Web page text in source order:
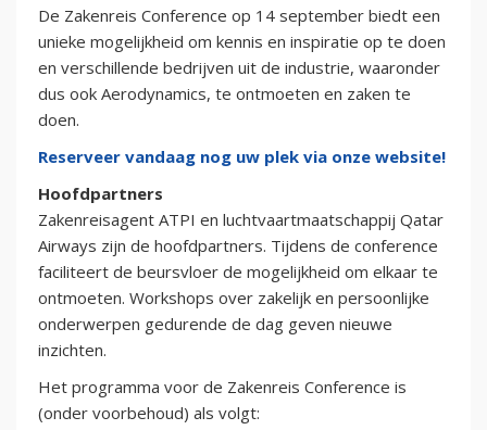
De Zakenreis Conference op 14 september biedt een
unieke mogelijkheid om kennis en inspiratie op te doen
en verschillende bedrijven uit de industrie, waaronder
dus ook Aerodynamics, te ontmoeten en zaken te
doen.
Reserveer vandaag nog uw plek via onze website!
Hoofdpartners
Zakenreisagent ATPI en luchtvaartmaatschappij Qatar
Airways zijn de hoofdpartners. Tijdens de conference
faciliteert de beursvloer de mogelijkheid om elkaar te
ontmoeten. Workshops over zakelijk en persoonlijke
onderwerpen gedurende de dag geven nieuwe
inzichten.
Het programma voor de Zakenreis Conference is
(onder voorbehoud) als volgt: